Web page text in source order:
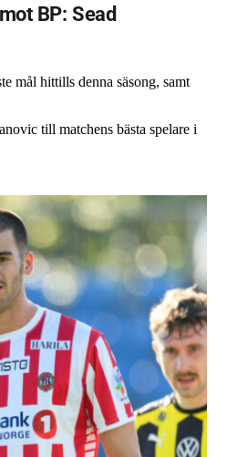
BP: Sead
mål hittills denna säsong, samt
till matchens bästa spelare i